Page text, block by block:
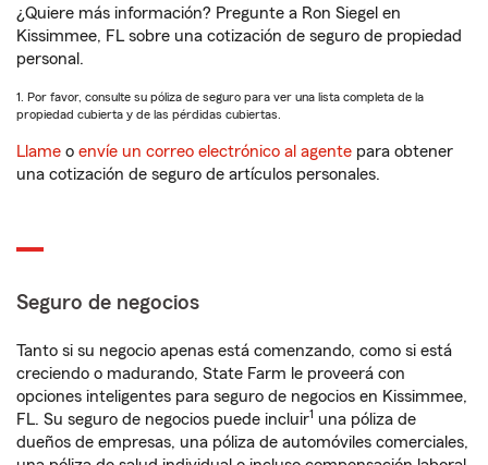
¿Quiere más información? Pregunte a Ron Siegel en
Kissimmee, FL sobre una cotización de seguro de propiedad
personal.
1. Por favor, consulte su póliza de seguro para ver una lista completa de la
propiedad cubierta y de las pérdidas cubiertas.
Llame o envíe un correo electrónico al agente para obtener
una cotización de seguro de artículos personales.
Seguro de negocios
Tanto si su negocio apenas está comenzando, como si está
creciendo o madurando, State Farm le proveerá con
opciones inteligentes para seguro de negocios en Kissimmee,
FL. Su seguro de negocios puede incluir1 una póliza de
dueños de empresas, una póliza de automóviles comerciales,